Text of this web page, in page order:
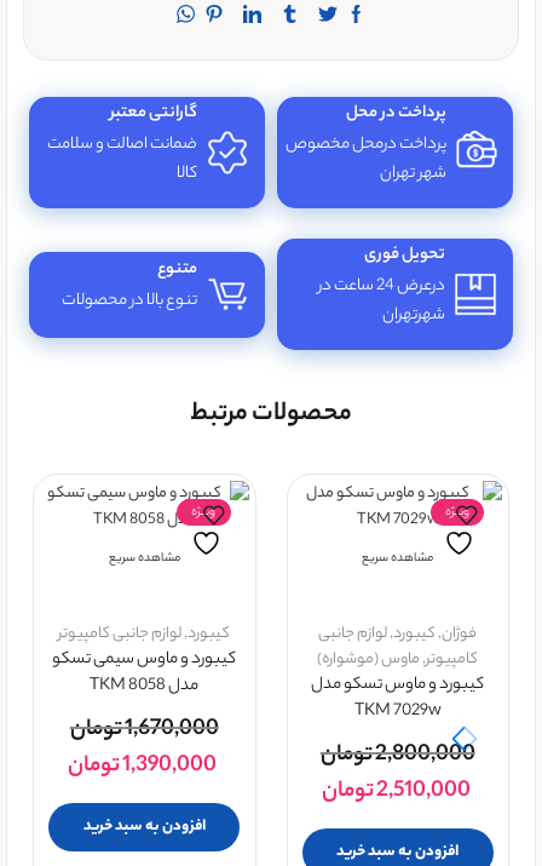
پرداخت در محل
پرداخت درمحل مخصوص
شهر تهران
گارانتی معتبر
ضمانت اصالت و سلامت
کالا
تحویل فوری
درعرض 24 ساعت در
شهرتهران
متنوع
تنوع بالا در محصولات
محصولات مرتبط
ویــژه
مشاهده سریع
فوژان,کيبورد,لوازم جانبی
کامپیوتر,ماوس (موشواره)
کیبورد و ماوس تسکو مدل
TKM 7029w
2,800,000تومان
2,510,000تومان
افزودن به سبد خرید
ویــژه
مشاهده سریع
کيبورد,لوازم جانبی کامپیوتر
کیبورد و ماوس سیمی تسکو
مدل TKM 8058
1,670,000تومان
1,390,000تومان
افزودن به سبد خرید